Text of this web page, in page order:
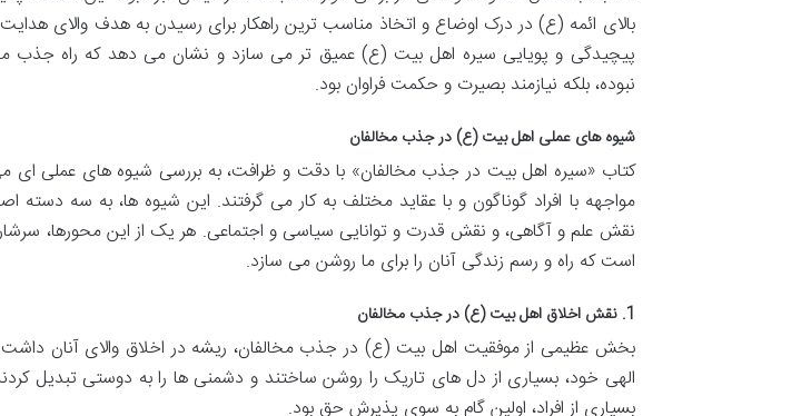
بالای ائمه (ع) در درک اوضاع و اتخاذ مناسب ترین راهکار برای رسیدن به هدف والای هدایت
پیچیدگی و پویایی سیره اهل بیت (ع) عمیق تر می سازد و نشان می دهد که راه جذب
نبوده، بلکه نیازمند بصیرت و حکمت فراوان بود.
شیوه های عملی اهل بیت (ع) در جذب مخالفان
کتاب «سیره اهل بیت در جذب مخالفان» با دقت و ظرافت، به بررسی شیوه های عملی ای
مواجهه با افراد گوناگون و با عقاید مختلف به کار می گرفتند. این شیوه ها، به سه
نقش علم و آگاهی، و نقش قدرت و توانایی سیاسی و اجتماعی. هر یک از این محورها،
است که راه و رسم زندگی آنان را برای ما روشن می سازد.
1. نقش اخلاق اهل بیت (ع) در جذب مخالفان
بخش عظیمی از موفقیت اهل بیت (ع) در جذب مخالفان، ریشه در اخلاق والای آنان داشت.
الهی خود، بسیاری از دل های تاریک را روشن ساختند و دشمنی ها را به دوستی تبدیل
بسیاری از افراد، اولین گام به سوی پذیرش حق بود.